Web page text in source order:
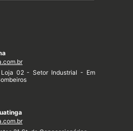
02 - Setor Industrial - Em